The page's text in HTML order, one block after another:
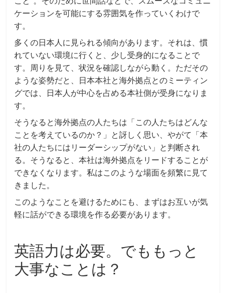
ケーションを可能にする雰囲気を作っていくわけで
す。
多くの日本人に見られる傾向があります。それは、慣
れていない環境に行くと、少し受身的になることで
す。周りを見て、状況を確認しながら動く。ただその
ような姿勢だと、日本本社と海外拠点とのミーティン
グでは、日本人が中心を占める本社側が受身になりま
す。
そうなると海外拠点の人たちは「この人たちはどんな
ことを考えているのか？」と訝しく思い、やがて「本
社の人たちにはリーダーシップがない」と判断され
る。そうなると、本社は海外拠点をリードすることが
できなくなります。私はこのような場面を頻繁に見て
きました。
このようなことを避けるためにも、まずはお互いが気
軽に話ができる環境を作る必要があります。
英語力は必要。でももっと
大事なことは？